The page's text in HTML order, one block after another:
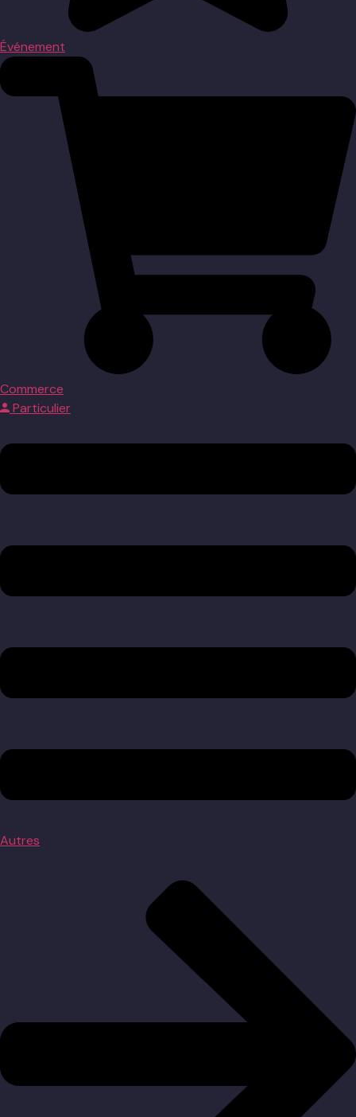
Événement
Commerce
Particulier
Autres